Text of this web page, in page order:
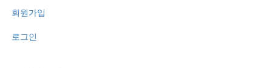
회원가입
로그인